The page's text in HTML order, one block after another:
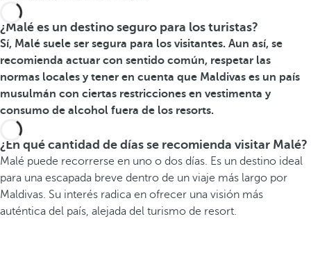
¿Malé es un destino seguro para los turistas?
Sí, Malé suele ser segura para los visitantes. Aun así, se
recomienda actuar con sentido común, respetar las
normas locales y tener en cuenta que Maldivas es un país
musulmán con ciertas restricciones en vestimenta y
consumo de alcohol fuera de los resorts.
¿En qué cantidad de días se recomienda visitar Malé?
Malé puede recorrerse en uno o dos días. Es un destino ideal
para una escapada breve dentro de un viaje más largo por
Maldivas. Su interés radica en ofrecer una visión más
auténtica del país, alejada del turismo de resort.